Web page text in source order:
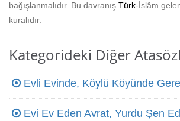
Eğitim
Diğer
bağışlanmalıdır. Bu davranış Türk-İslâm
kuralıdır.
Kategorideki Diğer
Evli Evinde, Köylü Köyünde
Evi Ev Eden Avrat, Yurdu Şen